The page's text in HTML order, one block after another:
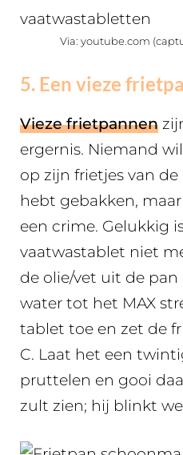
Via: youtube.com
5. Een vieze
Vieze frietpannen
ergernis. Niemand
op zijn frietjes van
hebt gebakken,
een crime. Gelukkig
vaatwastablet niet
de olie/vet uit de
water tot het MAX
tablet toe en zet de
C. Laat het een
pruttelen en gooi
zult zien; hij blinkt